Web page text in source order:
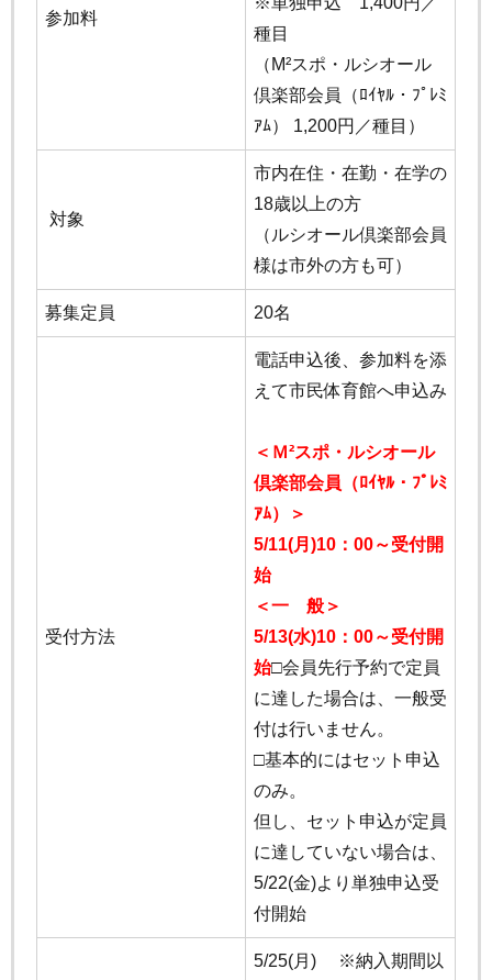
参加料
種目
（M²スポ・ルシオール
倶楽部会員（ﾛｲﾔﾙ・ﾌﾟﾚﾐ
ｱﾑ） 1,200円／種目）
対象
市内在住・在勤・在学の
18歳以上の方
（ルシオール倶楽部会員
様は市外の方も可）
募集定員 20名
受付方法
電話申込後、参加料を添
えて市民体育館へ申込み
＜Ｍ²スポ・ルシオール
倶楽部会員（ﾛｲﾔﾙ・ﾌﾟﾚﾐ
ｱﾑ）＞
5/11(月)10：00～受付開
始
＜一 般＞
5/13(水)10：00～受付開
始□会員先行予約で定員
に達した場合は、一般受
付は行いません。
□基本的にはセット申込
のみ。
但し、セット申込が定員
に達していない場合は、
5/22(金)より単独申込受
付開始
5/25(月)
※納入期間以